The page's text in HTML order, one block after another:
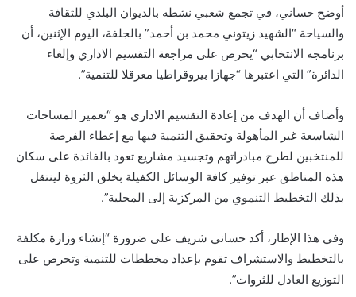
أوضح حساني، في تجمع شعبي نشطه بالديوان البلدي للثقافة
والسياحة “الشهيد زيتوني محمد بن أحمد” بالجلفة، اليوم الإثنين، أن
برنامجه الانتخابي “يحرص على مراجعة التقسيم الاداري وإلغاء
الدائرة” التي اعتبرها “جهازا بيروقراطيا معرقلا للتنمية”.
وأضاف أن الهدف من إعادة التقسيم الاداري هو “تعمير المساحات
الشاسعة غير المأهولة وتحقيق التنمية فيها مع إعطاء الفرصة
للمنتخبين لطرح مبادراتهم وتجسيد مشاريع تعود بالفائدة على سكان
هذه المناطق عبر توفير كافة الوسائل الكفيلة بخلق الثروة لينتقل
بذلك التخطيط التنموي من المركزية إلى المحلية”.
وفي هذا الإطار، أكد حساني شريف على ضرورة “إنشاء وزارة مكلفة
بالتخطيط والاستشراف تقوم بإعداد مخططات للتنمية وتحرص على
التوزيع العادل للثروات”.